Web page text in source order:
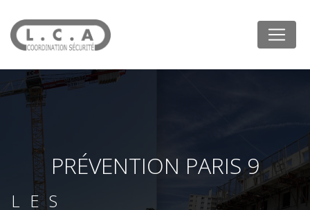
PRÉVENTION PARIS 9
LES